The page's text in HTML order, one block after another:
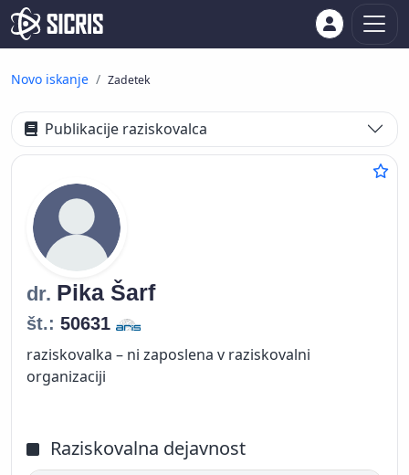
Novo iskanje Zadetek
Publikacije raziskovalca
dr. Pika Šarf
št.: 50631
raziskovalka – ni zaposlena v raziskovalni
organizaciji
Raziskovalna dejavnost